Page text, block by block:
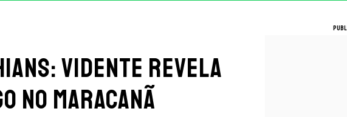
vidente revela
no Maracanã